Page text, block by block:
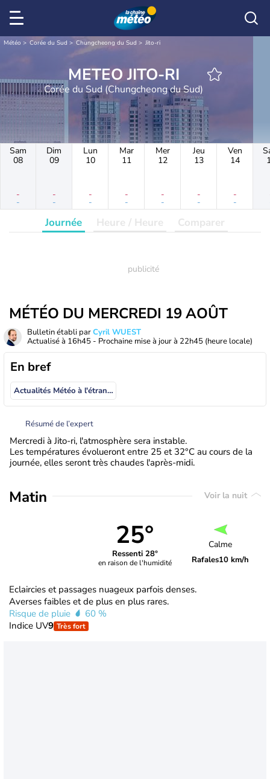
Météo Corée du Sud Chungcheong du Sud Jito-ri
METEO JITO-RI
Corée du Sud (Chungcheong du Sud)
Sam
08
-
-
Dim
09
-
-
Lun
10
-
-
Mar
11
-
-
Mer
12
-
-
Jeu
13
-
-
Ven
14
-
-
Journée Heure / Heure Comparer
MÉTÉO DU MERCREDI 19 AOÛT
Bulletin établi parCyril WUEST
Actualisé à 16h45 - Prochaine mise à jour à 22h45 (heure locale)
En bref
Actualités Météo à l'étranger
Résumé de l’expert
Mercredi à Jito-ri, l'atmosphère sera instable.
Les températures évolueront entre 25 et 32°C au cours de la
journée, elles seront très chaudes l'après-midi.
Matin Voir la nuit
25°
Ressenti 28°
en raison de l'humidité
Calme
Rafales10 km/h
Eclaircies et passages nuageux parfois denses.
Averses faibles et de plus en plus rares.
Risque de pluie
60 %
Indice UV9 Très fort